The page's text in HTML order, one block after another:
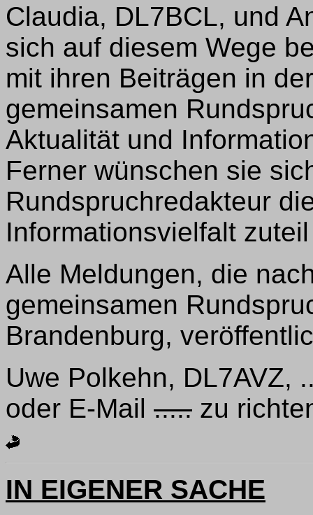
Claudia, DL7BCL, und
sich auf diesem Wege
mit ihren Beiträgen in
gemeinsamen
Aktualität und
Ferner wünschen sie
Rundspruchredakteur
Informationsvielfalt
Alle Meldungen, die
gemeinsamen
Brandenburg,
Uwe Polkehn, DL7AVZ,
oder E-Mail ..... zu
IN EIGENER SACHE